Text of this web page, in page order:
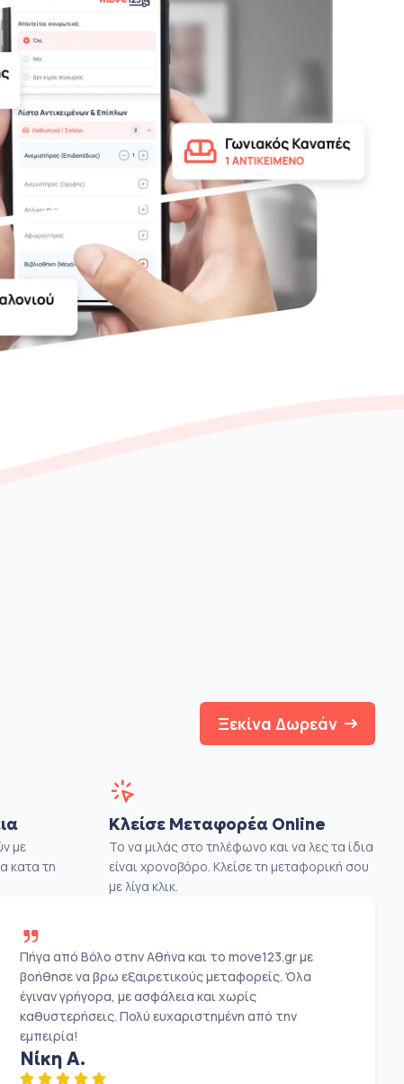
Ξεκίνα Δωρεάν
με
κατα τη
Κλείσε Μεταφορέα Online
Το να μιλάς στο τηλέφωνο και να λες τα ίδια
είναι χρονοβόρο. Κλείσε τη μεταφορική σου
με λίγα κλικ.
Πήγα από Βόλο στην Αθήνα και το move123.gr με
βοήθησε να βρω εξαιρετικούς μεταφορείς. Όλα
έγιναν γρήγορα, με ασφάλεια και χωρίς
καθυστερήσεις. Πολύ ευχαριστημένη από την
εμπειρία!
Νίκη Α.